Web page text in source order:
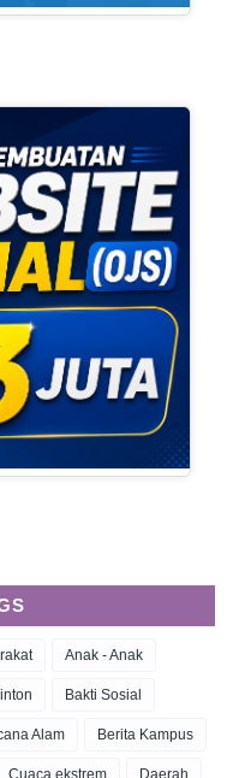
Anak - Anak
Bakti Sosial
Alam Berita Kampus